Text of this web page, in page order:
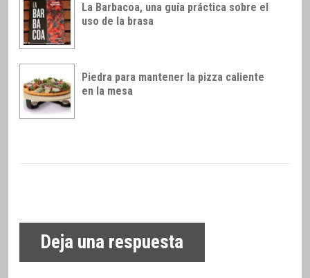
La Barbacoa, una guía práctica sobre el
uso de la brasa
Piedra para mantener la pizza caliente
en la mesa
Deja una respuesta